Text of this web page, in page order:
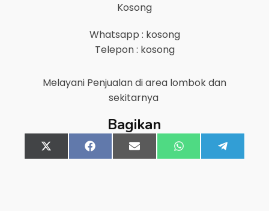
Kosong
Whatsapp : kosong
Telepon : kosong
Melayani Penjualan di area lombokdan
sekitarnya
Bagikan
Share
on
X
(Twitter)
Share
on
FacebookShare
on
Email Share
on
WhatsApp
on